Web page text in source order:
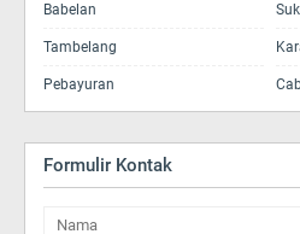
Babelan
Tambelang
Pebayuran
Formulir Kontak